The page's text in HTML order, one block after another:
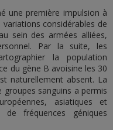
une première impulsion à
considérables de
sein des armées alliées,
Par la suite, les
la population
du gène B avoisine les 30
naturellement absent. La
sanguins a permis
asiatiques et
fréquences géniques